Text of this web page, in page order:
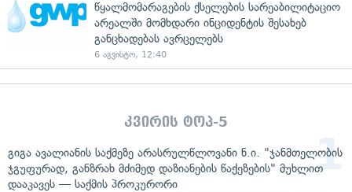
წყალმომარაგების ქსელების სარეაბილიტაციო
არეალში მომხდარი ინციდენტის შესახებ
განცხადებას ავრცელებს
6 აგვისტო, 12:40
კვირის ტოპ-5
გიგა ავალიანის საქმეზე არასრულწლოვანი ნ.ი. "ჯანმთელობის
ჯგუფურად, განზრახ მძიმედ დაზიანების წაქეზების" მუხლით
დააკავეს — საქმის პროკურორი